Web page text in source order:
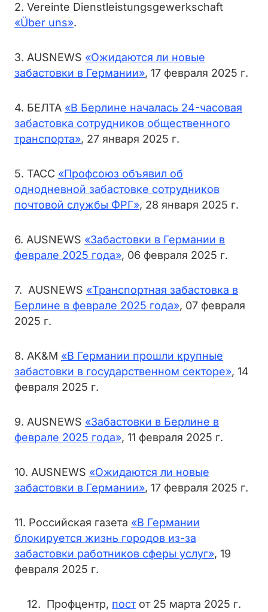
2. Vereinte Dienstleistungsgewerkschaft
«Über uns».
3. AUSNEWS «Ожидаются ли новые
забастовки в Германии», 17 февраля 2025 г.
4. БЕЛТА «В Берлине началась 24-часовая
забастовка сотрудников общественного
транспорта», 27 января 2025 г.
5. ТАСС «Профсоюз объявил об
однодневной забастовке сотрудников
почтовой службы ФРГ», 28 января 2025 г.
6. AUSNEWS «Забастовки в Германии в
феврале 2025 года», 06 февраля 2025 г.
7. AUSNEWS «Транспортная забастовка в
Берлине в феврале 2025 года», 07 февраля
2025 г.
8. AK&M «В Германии прошли крупные
забастовки в государственном секторе», 14
февраля 2025 г.
9. AUSNEWS «Забастовки в Берлине в
феврале 2025 года», 11 февраля 2025 г.
10. AUSNEWS «Ожидаются ли новые
забастовки в Германии», 17 февраля 2025 г.
11. Российская газета «В Германии
блокируется жизнь городов из-за
забастовки работников сферы услуг», 19
февраля 2025 г.
12. Профцентр, постот 25 марта 2025 г.